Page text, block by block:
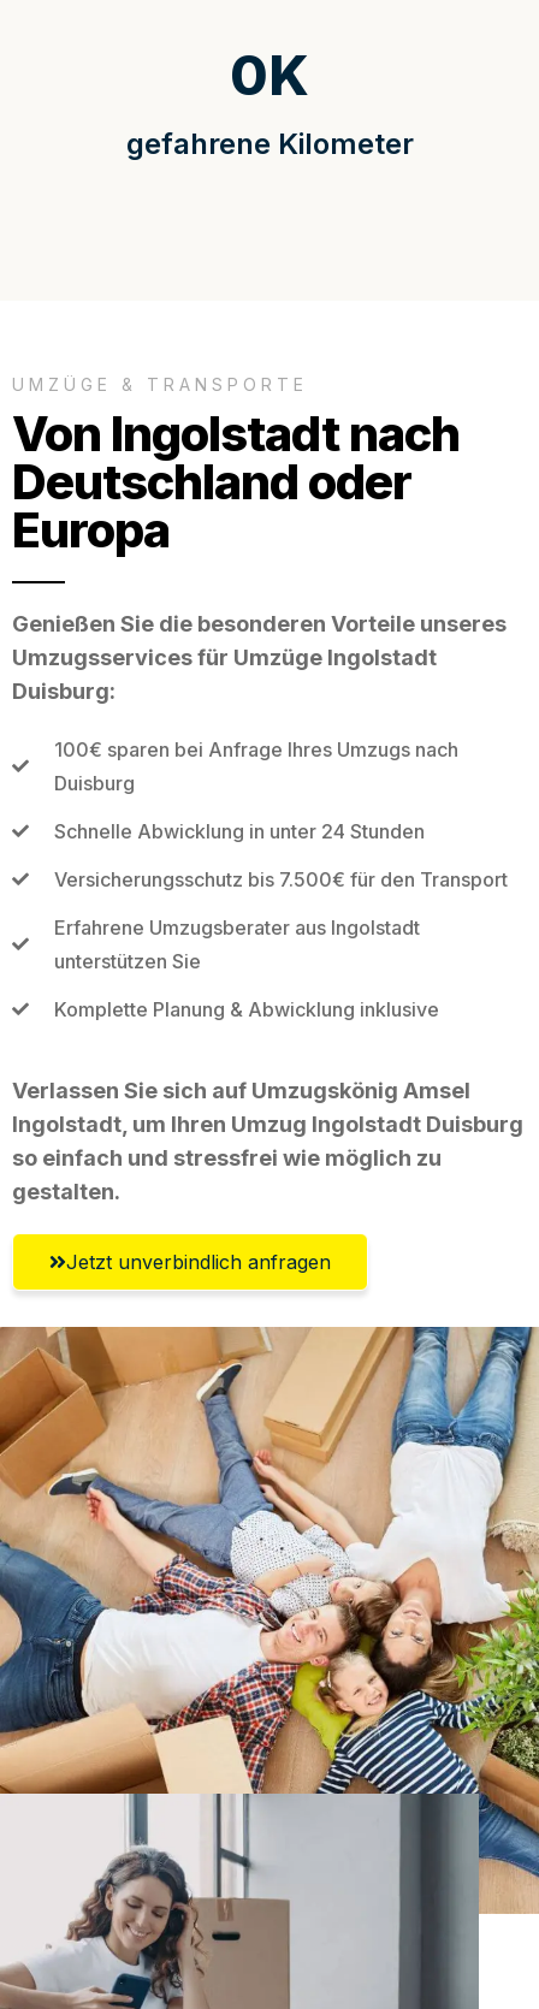
gefahrene Kilometer
0K
UMZÜGE & TRANSPORTE
Von Ingolstadt nach
Deutschland oder
Europa
Genießen Sie die besonderen Vorteile unseres
Umzugsservices für Umzüge Ingolstadt
Duisburg:
100€ sparen bei Anfrage Ihres Umzugs nach
Duisburg
Schnelle Abwicklung in unter 24 Stunden
Versicherungsschutz bis 7.500€ für den Transport
Erfahrene Umzugsberater aus Ingolstadt
unterstützen Sie
Komplette Planung & Abwicklung inklusive
Verlassen Sie sich auf Umzugskönig Amsel
Ingolstadt, um Ihren Umzug Ingolstadt Duisburg
so einfach und stressfrei wie möglich zu
gestalten.
Jetzt unverbindlich anfragen